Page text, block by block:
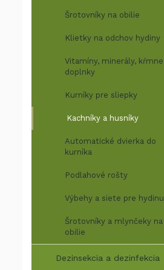
Šrotovníky na obilie
Klietky na odchov hydiny
Vitamíny, minerály, kŕmne
doplnky
Kurníky pre sliepky
Kachníky a husníky
Automatické dvierka do
kurníka
Podlahové rošty
Výbehy a siete pre hydinu
Šrotovníky a mlynčeky na
obilie
Dezinsekcia a dezinfekcia